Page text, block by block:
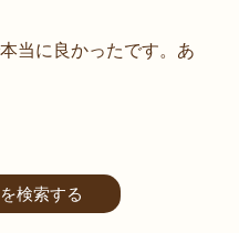
当に良かったです。あ
検索する